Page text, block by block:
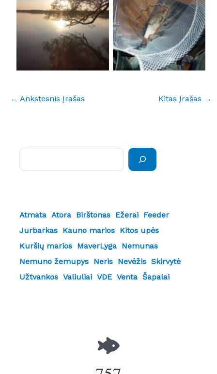
No Caption No Caption
← Ankstesnis Įrašas Kitas Įrašas →
Atmata Atora Birštonas Ežerai Feeder
Jurbarkas Kauno marios Kitos upės
Kuršių marios MaverLyga Nemunas
Nemuno žemupys Neris Nevėžis Skirvytė
Užtvankos Valiuliai VDE Venta Šapalai